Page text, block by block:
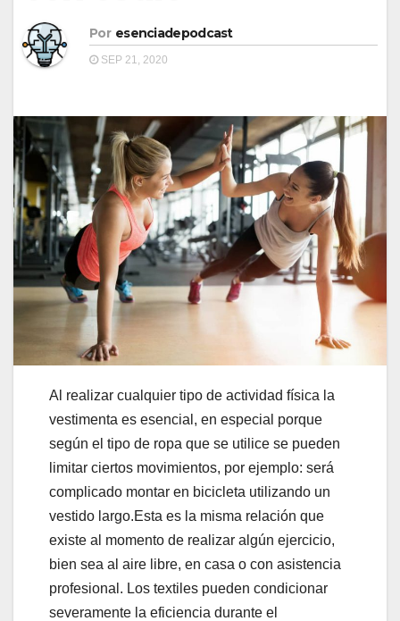
Por esenciadepodcast
SEP 21, 2020
Al realizar cualquier tipo de actividad física la
vestimenta es esencial, en especial porque
según el tipo de ropa que se utilice se pueden
limitar ciertos movimientos, por ejemplo: será
complicado montar en bicicleta utilizando un
vestido largo.Esta es la misma relación que
existe al momento de realizar algún ejercicio,
bien sea al aire libre, en casa o con asistencia
profesional. Los textiles pueden condicionar
severamente la eficiencia durante el